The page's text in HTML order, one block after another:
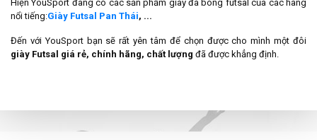
Hiện YouSport đang có các sản phẩm giày đá bóng futsal của các hãng
nổi tiếng:Giày Futsal Pan Thái, ...
Đến với YouSport bạn sẽ rất yên tâm để chọn được cho mình một đôi
giày Futsal giá rẻ, chính hãng, chất lượng đã được khẳng định.